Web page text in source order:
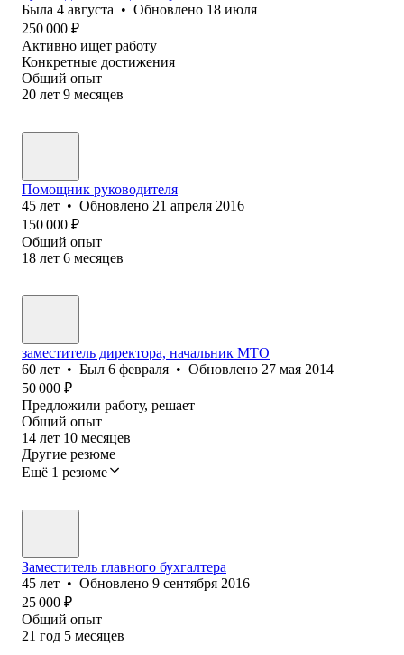
Была 4 августа • Обновлено 18 июля
250 000 ₽
Активно ищет работу
Конкретные достижения
Общий опыт
20 лет 9 месяцев
Помощник руководителя
45 лет • Обновлено 21 апреля 2016
150 000 ₽
Общий опыт
18 лет 6 месяцев
заместитель директора, начальник МТО
60 лет • Был 6 февраля • Обновлено 27 мая 2014
50 000 ₽
Предложили работу, решает
Общий опыт
14 лет 10 месяцев
Другие резюме
Ещё 1 резюме
Заместитель главного бухгалтера
45 лет • Обновлено 9 сентября 2016
25 000 ₽
Общий опыт
21 год 5 месяцев